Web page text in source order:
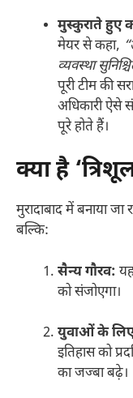
मुस्कुराते हुए
मेयर से कहा,
व्यवस्था
पूरी टीम की
अधिकारी ऐसे
पूरे होते हैं।
क्या है
मुरादाबाद में बनाया
बल्कि:
सैन्य गौरव:
को संजोएगा।
युवाओं के लिए
इतिहास को
का जज्बा बढ़े।